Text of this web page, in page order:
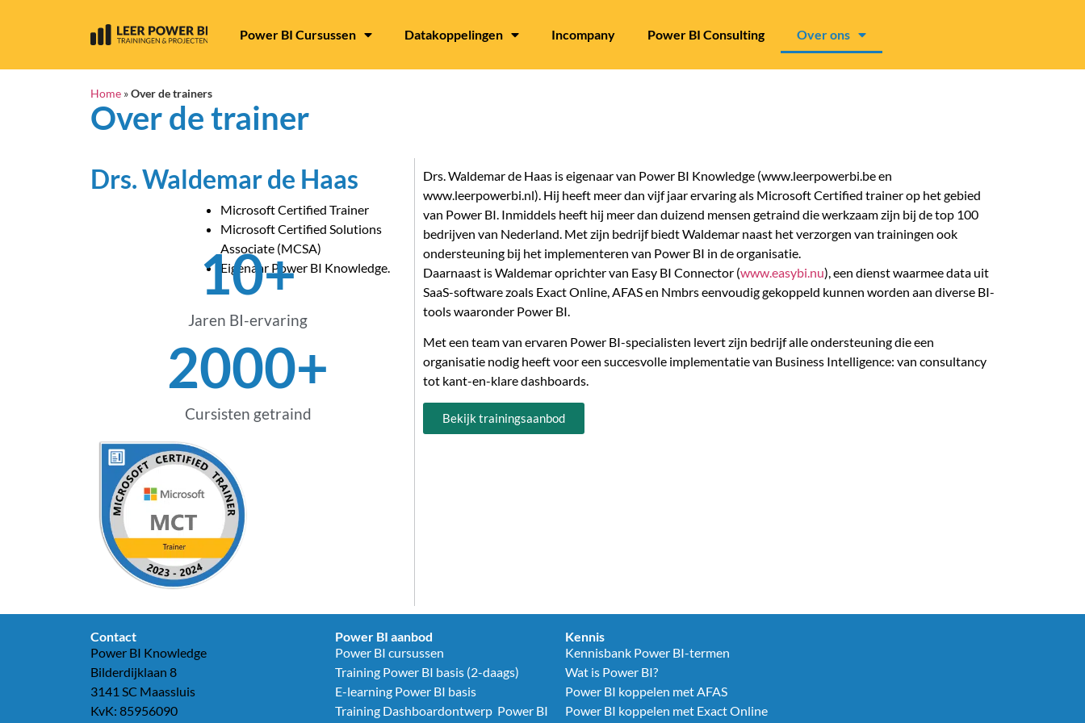
Power BI Cursussen Datakoppelingen Incompany Power BI Consulting Over ons
Home »Over de trainers
Over de trainer
Drs. Waldemar de Haas
Microsoft Certified Trainer
Microsoft Certified Solutions
Associate (MCSA)
Eigenaar Power BI Knowledge.
Jaren BI-ervaring
10+
Cursisten getraind
2000+
Drs. Waldemar de Haas is eigenaar van Power BI Knowledge (www.leerpowerbi.be en
www.leerpowerbi.nl). Hij heeft meer dan vijf jaar ervaring als Microsoft Certified trainer op het gebied
van Power BI. Inmiddels heeft hij meer dan duizend mensen getraind die werkzaam zijn bij de top 100
bedrijven van Nederland. Met zijn bedrijf biedt Waldemar naast het verzorgen van trainingen ook
ondersteuning bij het implementeren van Power BI in de organisatie.
Daarnaast is Waldemar oprichter van Easy BI Connector (www.easybi.nu), een dienst waarmee data uit
SaaS-software zoals Exact Online, AFAS en Nmbrs eenvoudig gekoppeld kunnen worden aan diverse BI-
tools waaronder Power BI.
Met een team van ervaren Power BI-specialisten levert zijn bedrijf alle ondersteuning die een
organisatie nodig heeft voor een succesvolle implementatie van Business Intelligence: van consultancy
tot kant-en-klare dashboards.
Bekijk trainingsaanbod
Contact
Power BI Knowledge
Bilderdijklaan 8
3141 SC Maassluis
KvK: 85956090
Power BI aanbod
Power BI cursussen
Training Power BI basis (2-daags)
E-learning Power BI basis
Training Dashboardontwerp Power BI
Kennis
Kennisbank Power BI-termen
Wat is Power BI?
Power BI koppelen met AFAS
Power BI koppelen met Exact Online